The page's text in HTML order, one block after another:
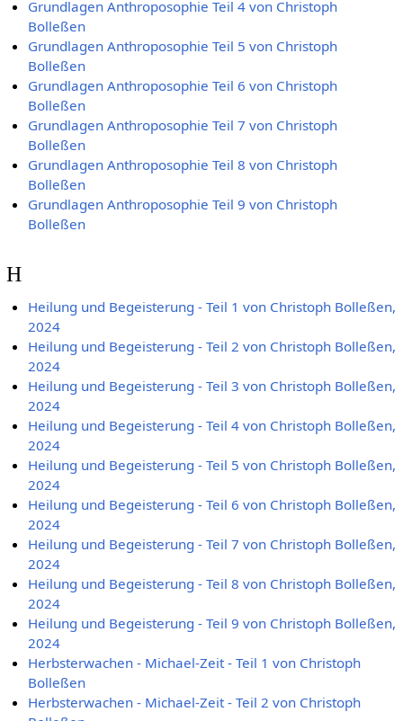
Grundlagen Anthroposophie Teil 4 von Christoph
Bolleßen
Grundlagen Anthroposophie Teil 5 von Christoph
Bolleßen
Grundlagen Anthroposophie Teil 6 von Christoph
Bolleßen
Grundlagen Anthroposophie Teil 7 von Christoph
Bolleßen
Grundlagen Anthroposophie Teil 8 von Christoph
Bolleßen
Grundlagen Anthroposophie Teil 9 von Christoph
Bolleßen
H
Heilung und Begeisterung - Teil 1 von Christoph Bolleßen,
2024
Heilung und Begeisterung - Teil 2 von Christoph Bolleßen,
2024
Heilung und Begeisterung - Teil 3 von Christoph Bolleßen,
2024
Heilung und Begeisterung - Teil 4 von Christoph Bolleßen,
2024
Heilung und Begeisterung - Teil 5 von Christoph Bolleßen,
2024
Heilung und Begeisterung - Teil 6 von Christoph Bolleßen,
2024
Heilung und Begeisterung - Teil 7 von Christoph Bolleßen,
2024
Heilung und Begeisterung - Teil 8 von Christoph Bolleßen,
2024
Heilung und Begeisterung - Teil 9 von Christoph Bolleßen,
2024
Herbsterwachen - Michael-Zeit - Teil 1 von Christoph
Bolleßen
Herbsterwachen - Michael-Zeit - Teil 2 von Christoph